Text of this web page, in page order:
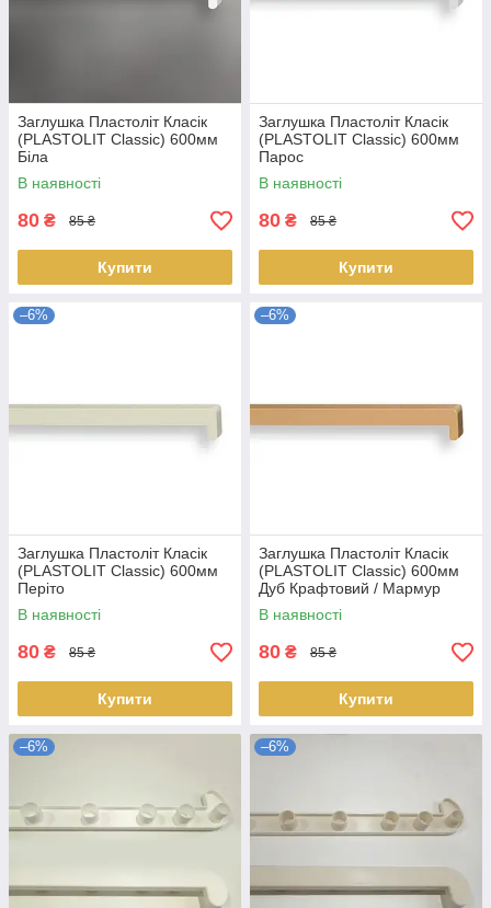
Заглушка Пластоліт Класік
(PLASTOLIT Classic) 600мм
Біла
В наявності
80 ₴ 85 ₴
Купити
Заглушка Пластоліт Класік
(PLASTOLIT Classic) 600мм
Парос
В наявності
80 ₴ 85 ₴
Купити
–6%
Заглушка Пластоліт Класік
(PLASTOLIT Classic) 600мм
Періто
В наявності
80 ₴ 85 ₴
Купити
–6%
Заглушка Пластоліт Класік
(PLASTOLIT Classic) 600мм
Дуб Крафтовий / Мармур
Версалес
В наявності
80 ₴ 85 ₴
Купити
–6% –6%